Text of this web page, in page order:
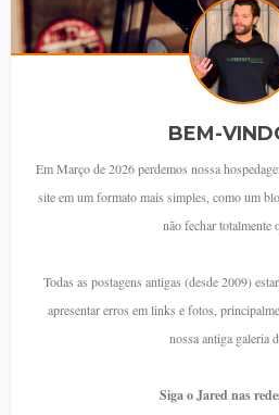
BEM-
Em Março de 2026 perdemos nossa
site em um formato mais simples, como um
não fechar totalmente
Todas as postagens antigas (desde 2009)
apresentar erros em links e fotos,
nossa antiga galeria
Siga o Jared nas